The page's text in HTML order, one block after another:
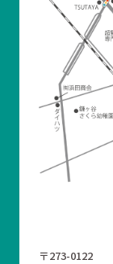
〒273-0122